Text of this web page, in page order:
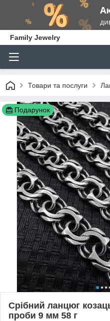
Family Jewelry
Товари та послуги
Подарунок
Срібний ланцюг
проби 9 мм 58 г